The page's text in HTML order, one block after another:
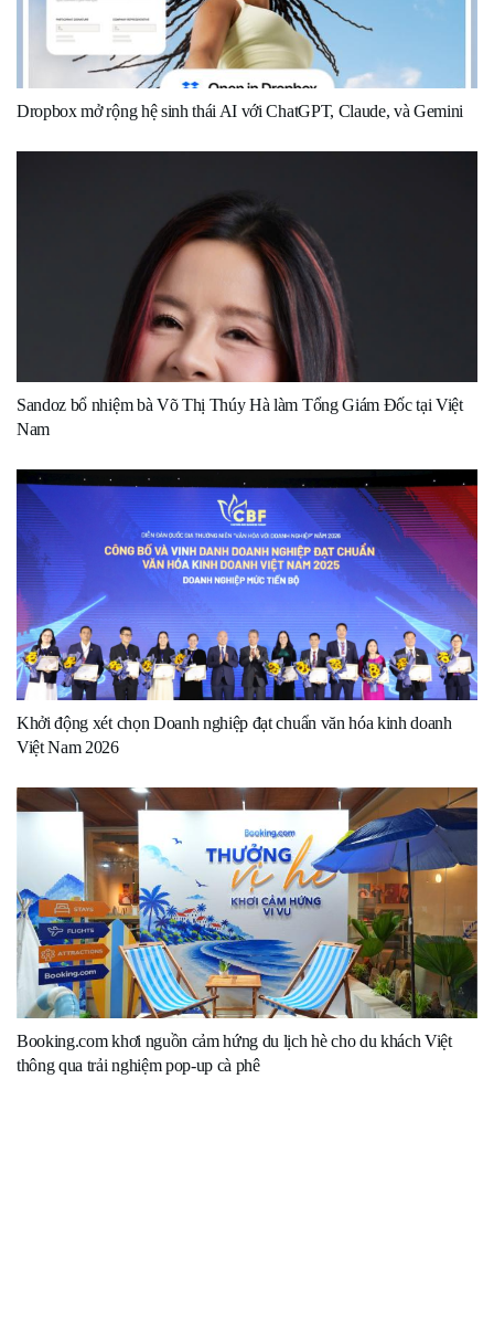
Dropbox mở rộng hệ sinh thái AI với ChatGPT, Claude, và Gemini
Sandoz bổ nhiệm bà Võ Thị Thúy Hà làm Tổng Giám Đốc tại Việt
Nam
Khởi động xét chọn Doanh nghiệp đạt chuẩn văn hóa kinh doanh
Việt Nam 2026
Booking.com khơi nguồn cảm hứng du lịch hè cho du khách Việt
thông qua trải nghiệm pop-up cà phê